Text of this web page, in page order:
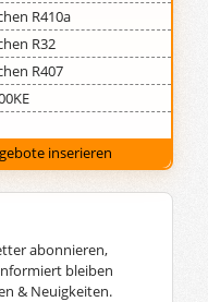
R410a
R32
R407
inserieren
abonnieren,
bleiben
& Neuigkeiten.